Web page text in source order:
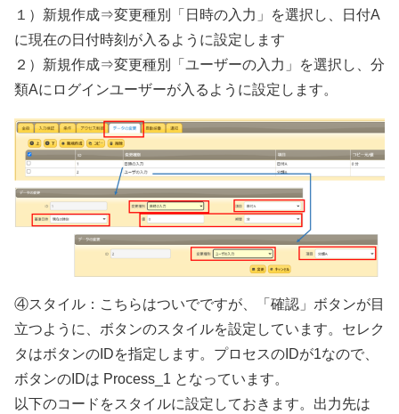
１）新規作成⇒変更種別「日時の入力」を選択し、日付A
に現在の日付時刻が入るように設定します
２）新規作成⇒変更種別「ユーザーの入力」を選択し、分
類Aにログインユーザーが入るように設定します。
④スタイル：こちらはついでですが、「確認」ボタンが目
立つように、ボタンのスタイルを設定しています。セレク
タはボタンのIDを指定します。プロセスのIDが1なので、
ボタンのIDは Process_1 となっています。
以下のコードをスタイルに設定しておきます。出力先は